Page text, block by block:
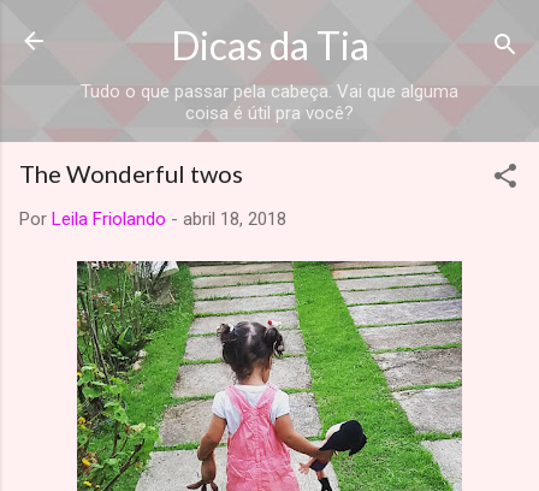
Dicas da Tia
Tudo o que passar pela cabeça. Vai que alguma
coisa é útil pra você?
The Wonderful twos
Por Leila Friolando - abril 18, 2018